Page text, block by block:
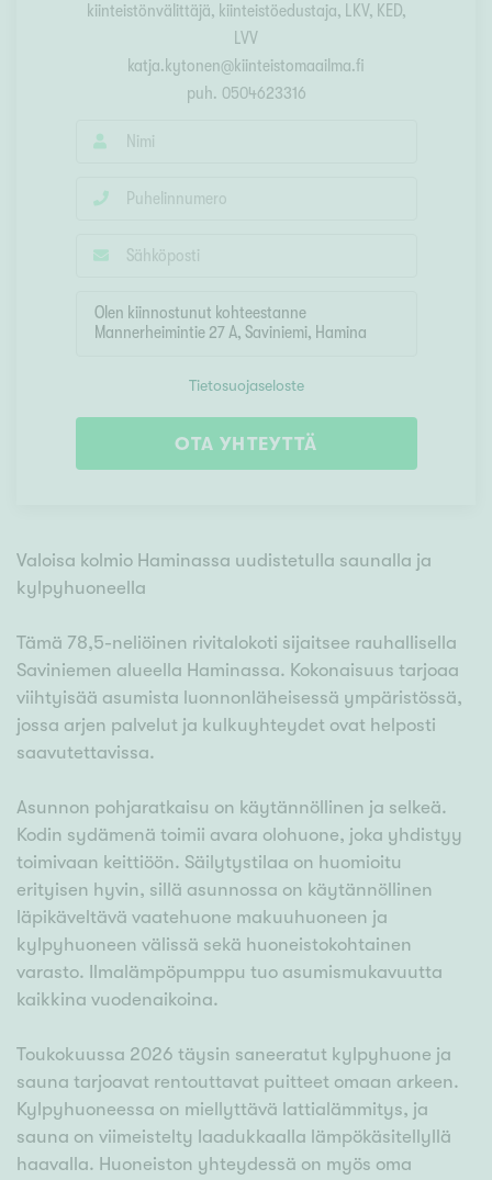
kiinteistönvälittäjä, kiinteistöedustaja, LKV, KED,
LVV
katja.kytonen@kiinteistomaailma.fi
puh. 0504623316
Tietosuojaseloste
OTA YHTEYTTÄ
Valoisa kolmio Haminassa uudistetulla saunalla ja
kylpyhuoneella
Tämä 78,5-neliöinen rivitalokoti sijaitsee rauhallisella
Saviniemen alueella Haminassa. Kokonaisuus tarjoaa
viihtyisää asumista luonnonläheisessä ympäristössä,
jossa arjen palvelut ja kulkuyhteydet ovat helposti
saavutettavissa.
Asunnon pohjaratkaisu on käytännöllinen ja selkeä.
Kodin sydämenä toimii avara olohuone, joka yhdistyy
toimivaan keittiöön. Säilytystilaa on huomioitu
erityisen hyvin, sillä asunnossa on käytännöllinen
läpikäveltävä vaatehuone makuuhuoneen ja
kylpyhuoneen välissä sekä huoneistokohtainen
varasto. Ilmalämpöpumppu tuo asumismukavuutta
kaikkina vuodenaikoina.
Toukokuussa 2026 täysin saneeratut kylpyhuone ja
sauna tarjoavat rentouttavat puitteet omaan arkeen.
Kylpyhuoneessa on miellyttävä lattialämmitys, ja
sauna on viimeistelty laadukkaalla lämpökäsitellyllä
haavalla. Huoneiston yhteydessä on myös oma